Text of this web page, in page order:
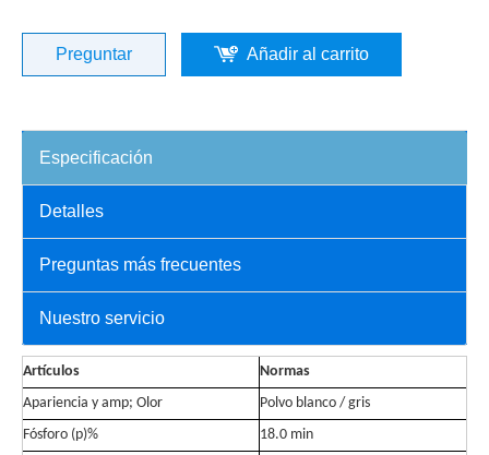
Preguntar Añadir al carrito
Especificación
Detalles
Preguntas más frecuentes
Nuestro servicio
Artículos
Normas
Apariencia y amp; Olor
Polvo blanco / gris
Fósforo (p)%
18.0 min